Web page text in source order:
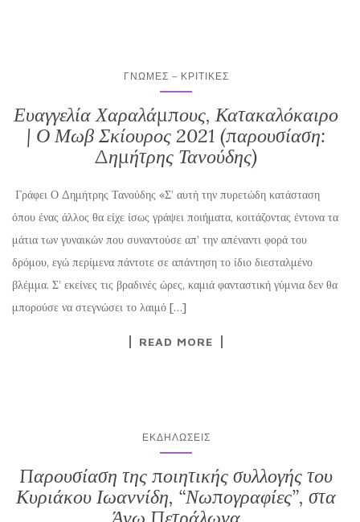
ΓΝΏΜΕΣ – ΚΡΙΤΙΚΈΣ
Ευαγγελία Χαραλάμπους, Κατακαλόκαιρο
| Ο Μωβ Σκίουρος 2021 (παρουσίαση:
Δημήτρης Τανούδης)
Γράφει Ο Δημήτρης Τανούδης «Σ’ αυτή την πυρετώδη κατάσταση
όπου ένας άλλος θα είχε ίσως γράψει ποιήματα, κοιτάζοντας έντονα τα
μάτια των γυναικών που συναντούσε απ’ την απέναντι φορά του
δρόμου, εγώ περίμενα πάντοτε σε απάντηση το ίδιο διεσταλμένο
βλέμμα. Σ’ εκείνες τις βραδινές ώρες, καμιά φανταστική γύμνια δεν θα
μπορούσε να στεγνώσει το λαιμό […]
READ MORE
ΕΚΔΗΛΏΣΕΙΣ
Παρουσίαση της ποιητικής συλλογής του
Κυριάκου Ιωαννίδη, “Νωπογραφίες”, στα